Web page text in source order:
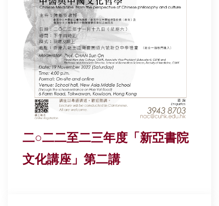
二○二二至二三年度「新亞書院
文化講座」第二講